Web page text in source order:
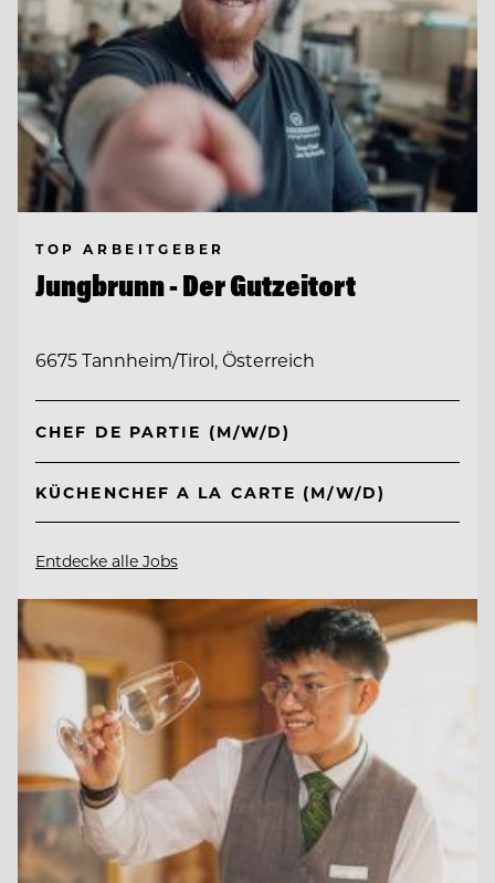
TOP ARBEITGEBER
Jungbrunn - Der Gutzeitort
6675 Tannheim/Tirol, Österreich
CHEF DE PARTIE (M/W/D)
KÜCHENCHEF A LA CARTE (M/W/D)
Entdecke alle Jobs